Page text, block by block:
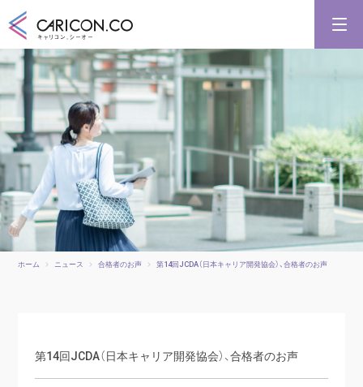
キャリアコンサルタント養成講習
キャリアコンサルタント更新講習
合格講座
キャリコンシーオーとは
キャリアコンサルタントとは
ホーム ニュース 合格者のお声 第14回JCDA（日本キャリア開発協会）、合格者のお声
第14回JCDA（日本キャリア開発協会）、合格者のお声